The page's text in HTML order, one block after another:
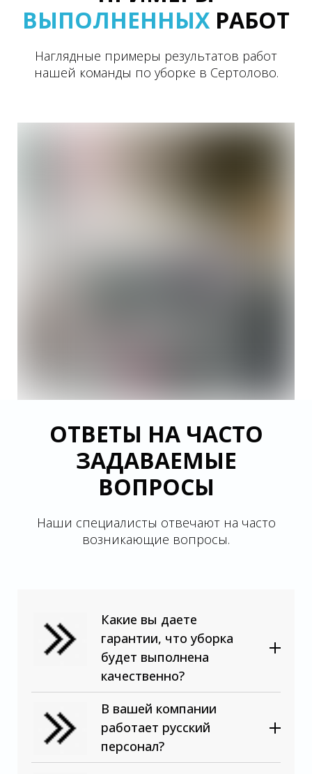
ВЫПОЛНЕННЫХ РАБОТ
Наглядные примеры результатов работ
нашей команды по уборке в Сертолово.
ОТВЕТЫ НА ЧАСТО
ЗАДАВАЕМЫЕ
ВОПРОСЫ
Наши специалисты отвечают на часто
возникающие вопросы.
Какие вы даете
гарантии, что уборка
будет выполнена
качественно?
В вашей компании
работает русский
персонал?